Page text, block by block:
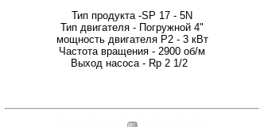
Тип продукта -SP 17 - 5N
Тип двигателя - Погружной 4"
мощность двигателя Р2 - 3 кВт
Частота вращения - 2900 об/м
Выход насоса - Rp 2 1/2